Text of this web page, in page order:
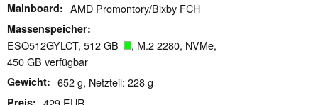
Mainboard AMD Promontory/Bixby FCH
Massenspeicher
ESO512GYLCT, 512 GB
, M.2 2280, NVMe,
450 GB verfügbar
Gewicht 652 g, Netzteil: 228 g